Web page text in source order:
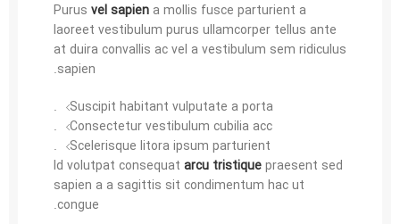
Purus vel sapien a mollis fusce parturient a
laoreet vestibulum purus ullamcorper tellus ante
at duira convallis ac vel a vestibulum sem ridiculus
sapien.
Suscipit habitant vulputate a porta.
Consectetur vestibulum cubilia acc.
Scelerisque litora ipsum parturient.
Id volutpat consequat arcu tristiquepraesent sed
sapien a a sagittis sit condimentum hac ut
congue.